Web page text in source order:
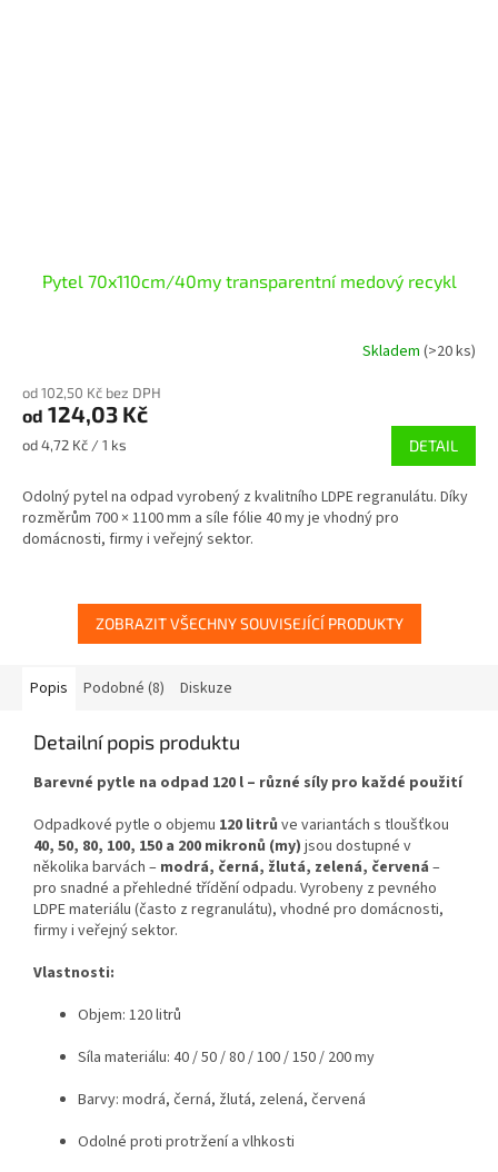
Pytel 70x110cm/40my transparentní medový recykl
Skladem (>20 ks)
od 102,50 Kč bez DPH
od 124,03 Kč
Měrná
od 4,72 Kč / 1 ks DETAIL
Odolný pytel na odpad vyrobený z kvalitního LDPE regranulátu. Díky
rozměrům 700 × 1100 mm a síle fólie 40 my je vhodný pro
domácnosti, firmy i veřejný sektor.
ZOBRAZIT VŠECHNY SOUVISEJÍCÍ PRODUKTY
Popis Podobné (8) Diskuze
Detailní popis produktu
Barevné pytle na odpad 120 l – různé síly pro každé použití
Odpadkové pytle o objemu 120 litrů ve variantách s tloušťkou
40, 50, 80, 100, 150 a 200 mikronů (my) jsou dostupné v
několika barvách – modrá, černá, žlutá, zelená, červená –
pro snadné a přehledné třídění odpadu. Vyrobeny z pevného
LDPE materiálu (často z regranulátu), vhodné pro domácnosti,
firmy i veřejný sektor.
Vlastnosti:
Objem: 120 litrů
Síla materiálu: 40 / 50 / 80 / 100 / 150 / 200 my
Barvy: modrá, černá, žlutá, zelená, červená
Odolné proti protržení a vlhkosti